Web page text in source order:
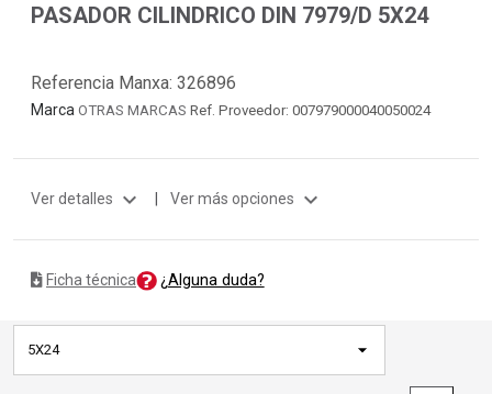
PASADOR CILINDRICO DIN 7979/D 5X24
Referencia Manxa: 326896
Marca OTRAS MARCAS Ref. Proveedor: 007979000040050024
Ver detalles expand_more | Ver más opciones expand_more
Ficha técnica ¿Alguna duda?
5X24